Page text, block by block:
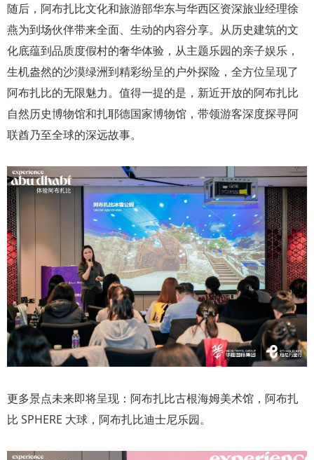
随后，阿布扎比文化和旅游部华东与华西区资深旅业经理徐
燕为到场伙伴带来全面、生动的内容分享。从历史建筑的文
化底蕴到品质度假村的奢华体验，从主题乐园的亲子娱乐，
生机盎然的沙漠绿洲到精彩纷呈的户外探险，全方位呈现了
阿布扎比的无限魅力。值得一提的是，新近开放的阿布扎比
自然历史博物馆和扎耶德国家博物馆，带领游客深度探寻阿
联酋乃至全球的深远故事。
更多景点未来即将呈现：阿布扎比古根海姆美术馆，阿布扎
比 SPHERE 大球，阿布扎比迪士尼乐园。